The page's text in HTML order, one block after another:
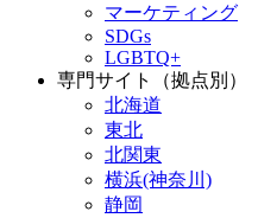
マーケティング
SDGs
LGBTQ+
専門サイト（拠点別）
北海道
東北
北関東
横浜(神奈川)
静岡